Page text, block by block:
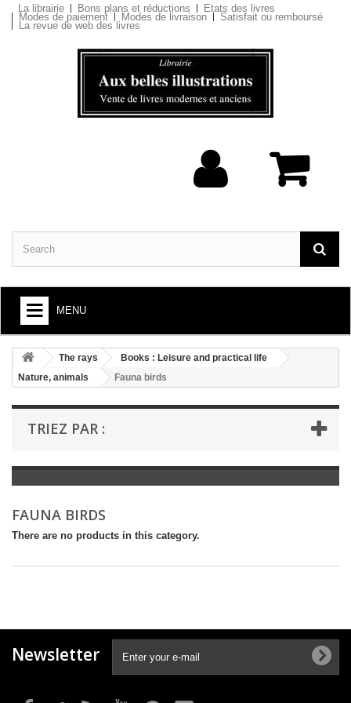
La librairie Bons plans et réductions Etats des livres
Modes de paiement Modes de livraison Satisfait ou remboursé
La revue de web des livres
MENU
+
BOOKS : ARTS AND SOCIETY
+
BOOKS : LITERATURE
+
BOOKS : YOUTH
LIVRES ANCIENS AVANT 1945
The rays
Books : Leisure and practical life
Nature, animals
Fauna birds
TRIEZ PAR :
FAUNA BIRDS
There are no products in this category.
Newsletter